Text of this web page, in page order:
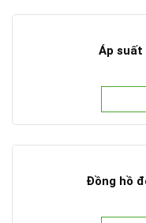
Áp suất
Đồng hồ